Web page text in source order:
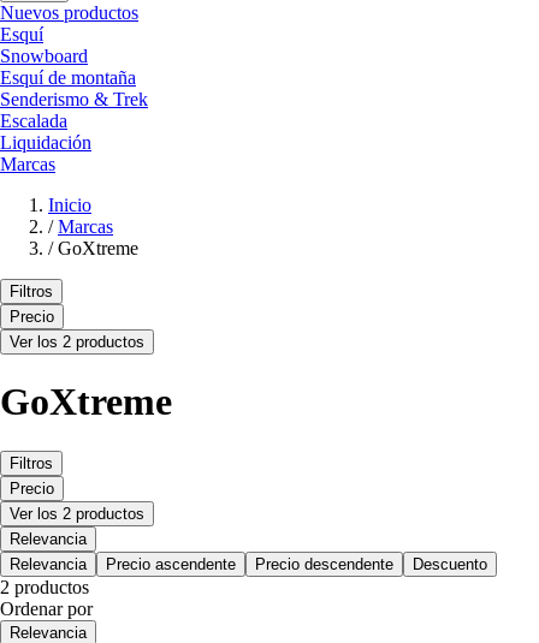
Nuevos productos
Esquí
Snowboard
Esquí de montaña
Senderismo & Trek
Escalada
Liquidación
Marcas
Inicio
/ Marcas
/ GoXtreme
Filtros
Precio
Ver los 2 productos
GoXtreme
Filtros
Precio
Ver los 2 productos
Relevancia
Relevancia
Precio ascendente Precio descendente Descuento
2 productos
Ordenar por
Relevancia